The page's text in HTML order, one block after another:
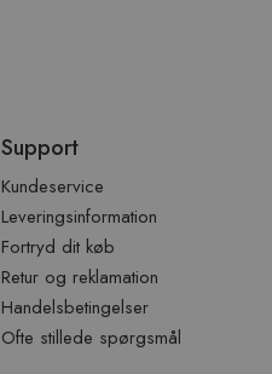
Support
Kundeservice
Leveringsinformation
Fortryd dit køb
Retur og reklamation
Handelsbetingelser
Ofte stillede spørgsmål